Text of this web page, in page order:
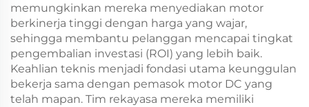
memungkinkan mereka menyediakan motor
berkinerja tinggi dengan harga yang wajar,
sehingga membantu pelanggan mencapai tingkat
pengembalian investasi (ROI) yang lebih baik.
Keahlian teknis menjadi fondasi utama keunggulan
bekerja sama dengan pemasok motor DC yang
telah mapan. Tim rekayasa mereka memiliki